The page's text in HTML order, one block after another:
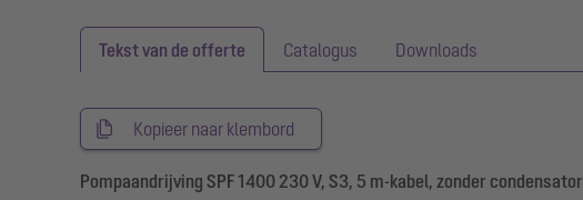
Tekst van de offerte Catalogus Downloads
Kopieer naar klembord
Pompaandrijving SPF 1400 230 V, S3, 5 m-kabel, zonder condensator